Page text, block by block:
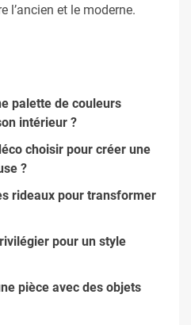
l’ancien et le moderne.
palette de couleurs
intérieur ?
choisir pour créer une
?
rideaux pour transformer
pour un style
pièce avec des objets